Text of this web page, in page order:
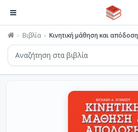
Βιβλία Κινητική μάθηση και απόδοση